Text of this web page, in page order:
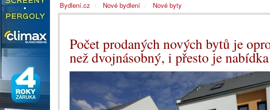
Počet prodaných nových bytů je
než dvojnásobný, i přesto je
Bydlení.cz Nové bydlení Nové byty